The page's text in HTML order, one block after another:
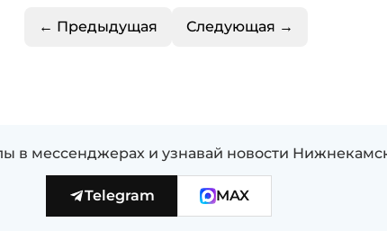
← Предыдущая Следующая →
в мессенджерах и узнавай новости
Telegram MAX